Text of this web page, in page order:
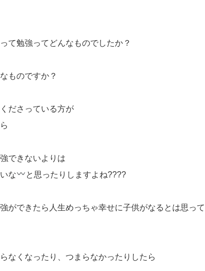
て勉強ってどんなものでしたか？
ものですか？
ださっている方が
できないよりは
な
と思ったりしますよね????
ができたら人生めっちゃ幸せに子供がなるとは思っ
なくなったり、つまらなかったりしたら